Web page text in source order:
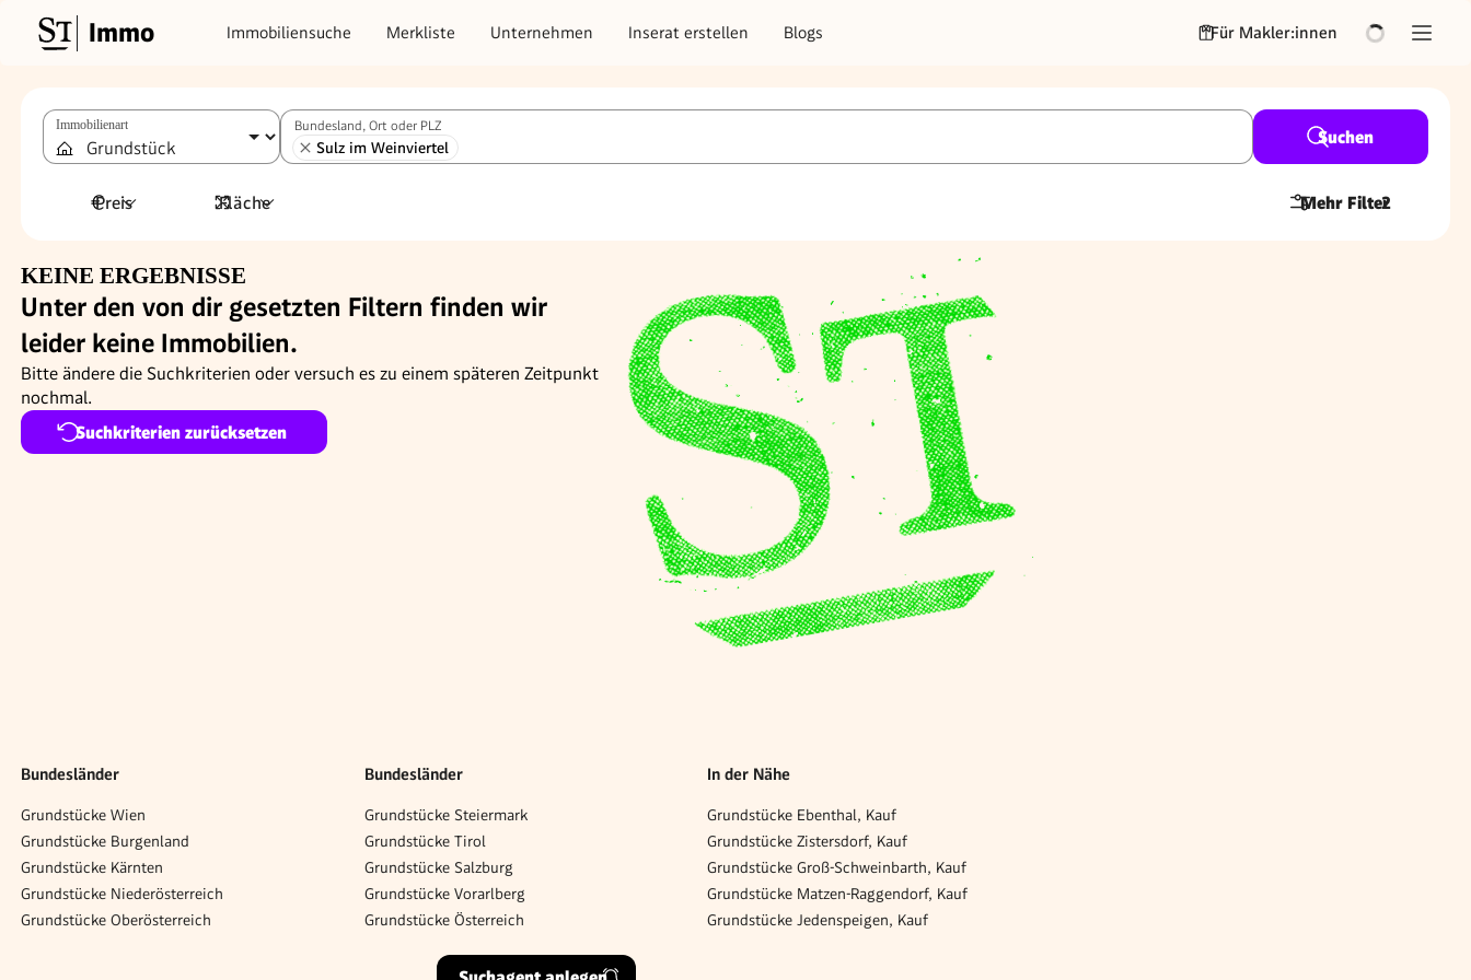
Immo Immobiliensuche Merkliste Unternehmen Inserat erstellen Blogs Für Makler:innen
Immobilienart Bundesland, Ort oder PLZ
Sulz im Weinviertel
Suchen
Preis Fläche Mehr Filter
2
KEINE ERGEBNISSE
Unter den von dir gesetzten Filtern finden wir
leider keine Immobilien.
Bitte ändere die Suchkriterien oder versuch es zu einem späteren Zeitpunkt
nochmal.
Suchkriterien zurücksetzen
Bundesländer
Grundstücke Wien
Grundstücke Burgenland
Grundstücke Kärnten
Grundstücke Niederösterreich
Grundstücke Oberösterreich
Bundesländer
Grundstücke Steiermark
Grundstücke Tirol
Grundstücke Salzburg
Grundstücke Vorarlberg
Grundstücke Österreich
In der Nähe
Grundstücke Ebenthal, Kauf
Grundstücke Zistersdorf, Kauf
Grundstücke Groß-Schweinbarth, Kauf
Grundstücke Matzen-Raggendorf, Kauf
Grundstücke Jedenspeigen, Kauf